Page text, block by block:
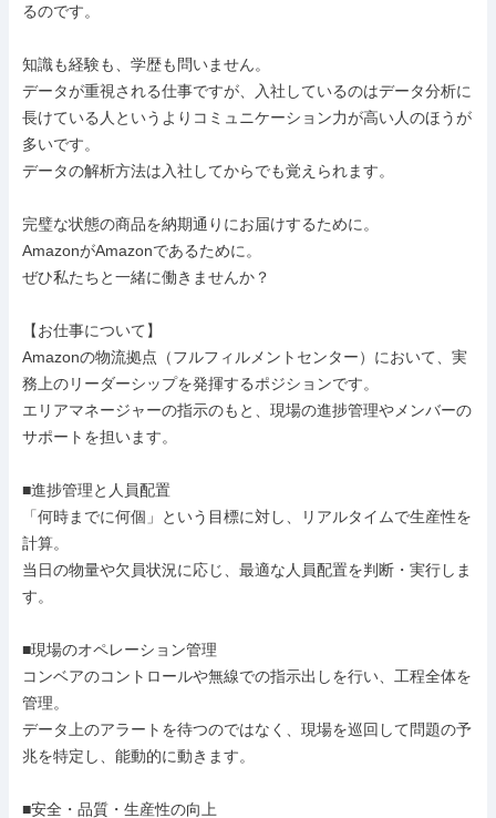
るのです。
知識も経験も、学歴も問いません。
データが重視される仕事ですが、入社しているのはデータ分析に
長けている人というよりコミュニケーション力が高い人のほうが
多いです。
データの解析方法は入社してからでも覚えられます。
完璧な状態の商品を納期通りにお届けするために。
AmazonがAmazonであるために。
ぜひ私たちと一緒に働きませんか？
【お仕事について】
Amazonの物流拠点（フルフィルメントセンター）において、実
務上のリーダーシップを発揮するポジションです。
エリアマネージャーの指示のもと、現場の進捗管理やメンバーの
サポートを担います。
■進捗管理と人員配置
「何時までに何個」という目標に対し、リアルタイムで生産性を
計算。
当日の物量や欠員状況に応じ、最適な人員配置を判断・実行しま
す。
■現場のオペレーション管理
コンベアのコントロールや無線での指示出しを行い、工程全体を
管理。
データ上のアラートを待つのではなく、現場を巡回して問題の予
兆を特定し、能動的に動きます。
■安全・品質・生産性の向上